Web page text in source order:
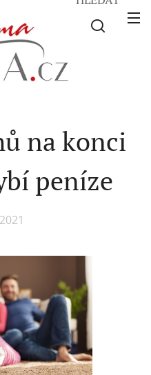
na konci
peníze